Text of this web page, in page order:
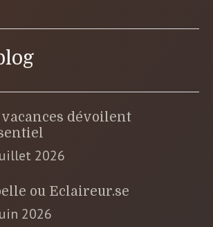
vacances dévoilent
2026
ou Eclaireur.se
2026